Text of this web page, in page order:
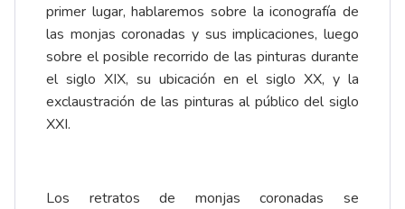
primer lugar, hablaremos sobre la iconografía de
las monjas coronadas y sus implicaciones, luego
sobre el posible recorrido de las pinturas durante
el siglo XIX, su ubicación en el siglo XX, y la
exclaustración de las pinturas al público del siglo
XXI.
Los retratos de monjas coronadas se